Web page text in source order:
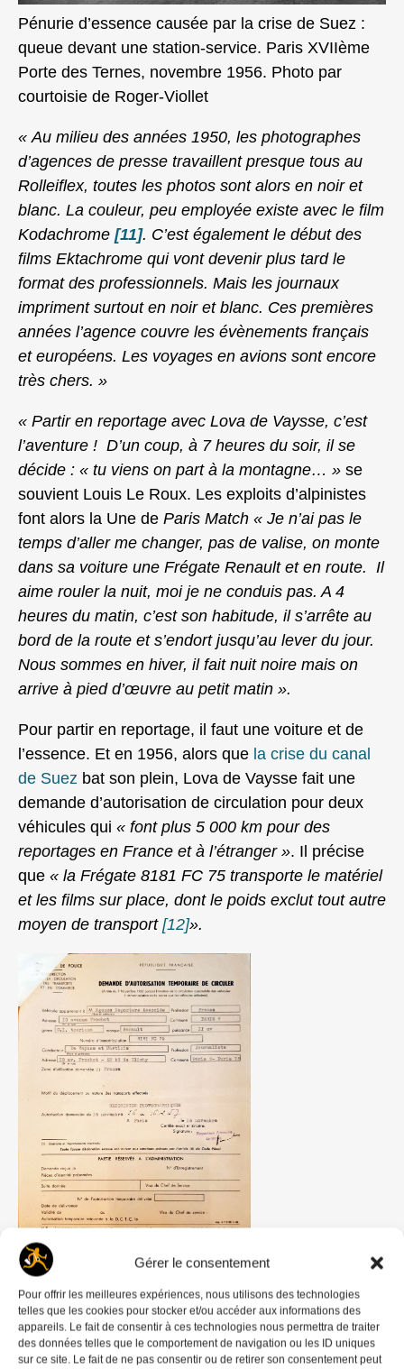
Gérer le consentement
Pour offrir les meilleures expériences, nous utilisons des technologies
telles que les cookies pour stocker et/ou accéder aux informations des
appareils. Le fait de consentir à ces technologies nous permettra de traiter
des données telles que le comportement de navigation ou les ID uniques
sur ce site. Le fait de ne pas consentir ou de retirer son consentement peut
Pénurie d’essence causée par la crise de Suez :
queue devant une station-service. Paris XVIIème
Porte des Ternes, novembre 1956. Photo par
courtoisie de Roger-Viollet
« Au milieu des années 1950, les photographes
d’agences de presse travaillent presque tous au
Rolleiflex, toutes les photos sont alors en noir et
blanc. La couleur, peu employée existe avec le film
Kodachrome [11]. C’est également le début des
films Ektachrome qui vont devenir plus tard le
format des professionnels. Mais les journaux
impriment surtout en noir et blanc. Ces premières
années l’agence couvre les évènements français
et européens. Les voyages en avions sont encore
très chers. »
« Partir en reportage avec Lova de Vaysse, c’est
l’aventure ! D’un coup, à 7 heures du soir, il se
décide : « tu viens on part à la montagne… » se
souvient Louis Le Roux. Les exploits d’alpinistes
font alors la Une de Paris Match « Je n’ai pas le
temps d’aller me changer, pas de valise, on monte
dans sa voiture une Frégate Renault et en route. Il
aime rouler la nuit, moi je ne conduis pas. A 4
heures du matin, c’est son habitude, il s’arrête au
bord de la route et s’endort jusqu’au lever du jour.
Nous sommes en hiver, il fait nuit noire mais on
arrive à pied d’œuvre au petit matin ».
Pour partir en reportage, il faut une voiture et de
l’essence. Et en 1956, alors que la crise du canal
de Suez bat son plein, Lova de Vaysse fait une
demande d’autorisation de circulation pour deux
véhicules qui « font plus 5 000 km pour des
reportages en France et à l’étranger ». Il précise
que « la Frégate 8181 FC 75 transporte le matériel
et les films sur place, dont le poids exclut tout autre
moyen de transport [12]».
16 novrembre 1956 (Crise de Suez) Demande
d’essence de l’agence Les Reporters Associés
Vu la demande de 1 200 litres d’essence, leSNAP
demande des précisions sur les reportages. Le 2